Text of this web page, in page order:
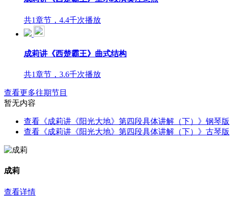
共1章节，4.4千次播放
成莉讲《西楚霸王》曲式结构
共1章节，3.6千次播放
查看更多往期节目
暂无内容
查看《成莉讲《阳光大地》第四段具体讲解（下）》钢琴版
查看《成莉讲《阳光大地》第四段具体讲解（下）》古琴版
成莉
查看详情